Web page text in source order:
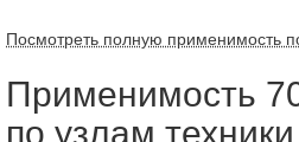
Посмотреть полную применимость
Применимость
по узлам